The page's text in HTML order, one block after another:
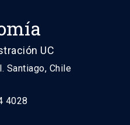
UC
Santiago, Chile
4028